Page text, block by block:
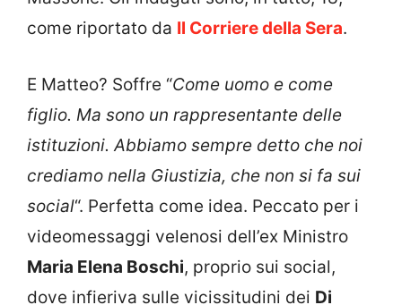
come riportato da Il Corriere della Sera.
E Matteo? Soffre “Come uomo e come
figlio. Ma sono un rappresentante delle
istituzioni. Abbiamo sempre detto che noi
crediamo nella Giustizia, che non si fa sui
social“. Perfetta come idea. Peccato per i
videomessaggi velenosi dell’ex Ministro
Maria Elena Boschi, proprio sui social,
dove infieriva sulle vicissitudini dei Di